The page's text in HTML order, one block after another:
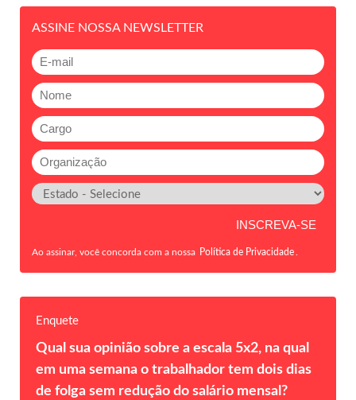
ASSINE NOSSA NEWSLETTER
Ao assinar, você concorda com a nossa Política de Privacidade
Enquete
Qual sua opinião sobre a escala 5x2, na qual
em uma semana o trabalhador tem dois dias
de folga sem redução do salário mensal?